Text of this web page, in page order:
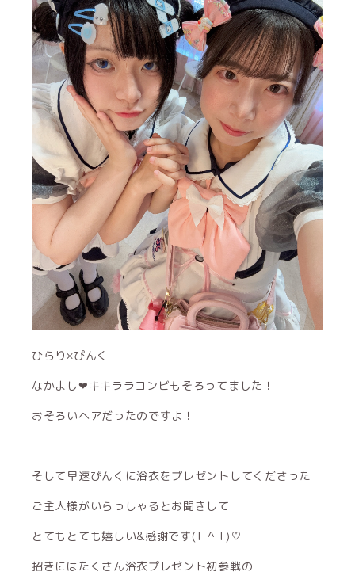
ひらり×ぴんく
なかよし❤︎キキララコンビもそろってました！
おそろいヘアだったのですよ！
そして早速ぴんくに浴衣をプレゼントしてくださった
ご主人様がいらっしゃるとお聞きして
とてもとても嬉しい&感謝です(T ^ T)♡
招きにはたくさん浴衣プレゼント初参戦の